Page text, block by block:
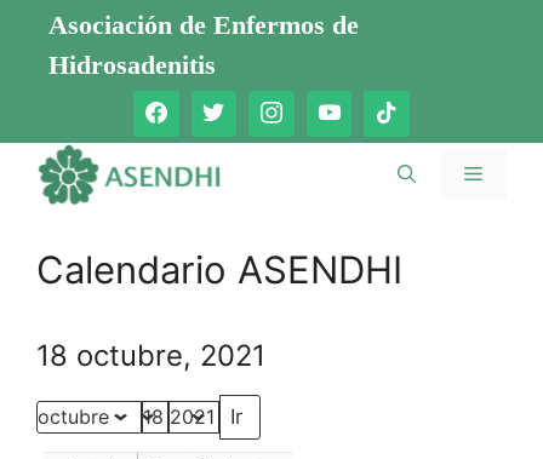
Saltar
contenido
Asociación de Enfermos de
Hidrosadenitis
Menú
Calendario ASENDHI
18 octubre, 2021
Mes
Día
Año